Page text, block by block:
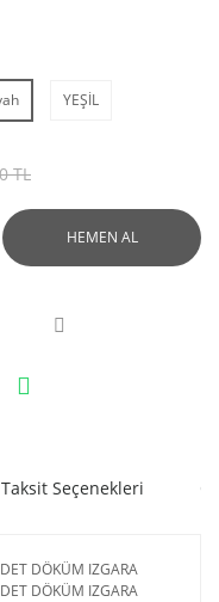
YEŞİL
TL
HEMEN AL
Taksit Seçenekleri
DÖKÜM IZGARA
DÖKÜM IZGARA